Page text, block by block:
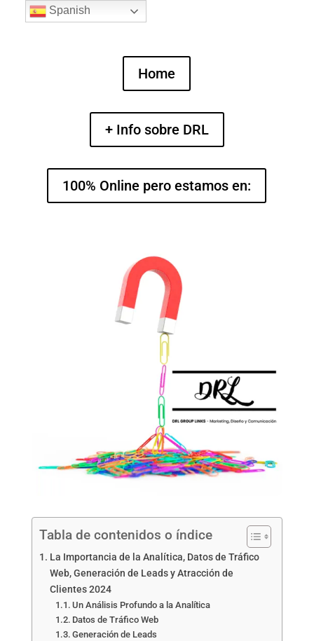
Home
+ Info sobre DRL
100% Online pero estamos en:
Tabla de contenidos o índice
La Importancia de la Analítica, Datos de Tráfico
Web, Generación de Leads y Atracción de
Clientes 2024
Un Análisis Profundo a la Analítica
Datos de Tráfico Web
Generación de Leads
Spanish